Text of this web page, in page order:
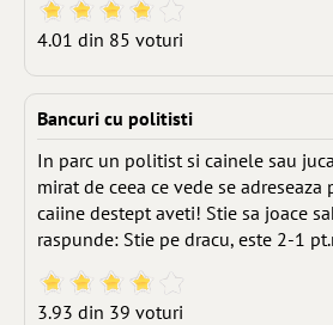
4.01 din 85 voturi
Bancuri cu politisti
In parc un politist si cainele sau
mirat de ceea ce vede se
caiine destept aveti! Stie sa joace
raspunde: Stie pe dracu, este 2-1
3.93 din 39 voturi